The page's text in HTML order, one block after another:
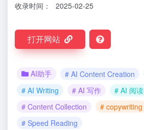
收录时间： 2025-02-25
打开网站
AI助手 # AI Content Creation
# AI Writing
# AI 写作
# AI 阅读
# Content Collection
# copywriting
# Speed Reading